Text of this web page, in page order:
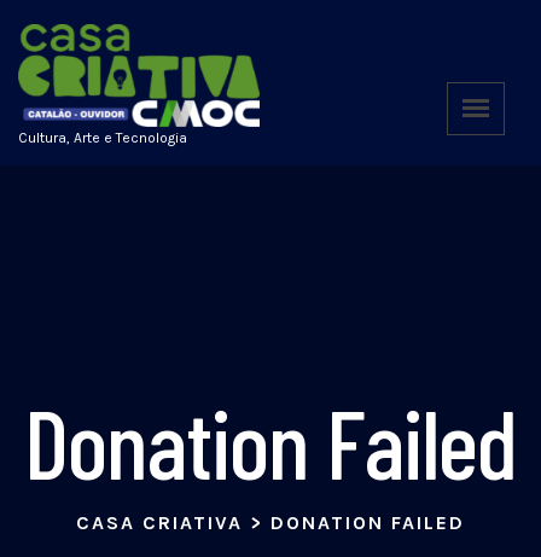
Cultura, Arte e Tecnologia
Donation Failed
CASA CRIATIVA > DONATION FAILED